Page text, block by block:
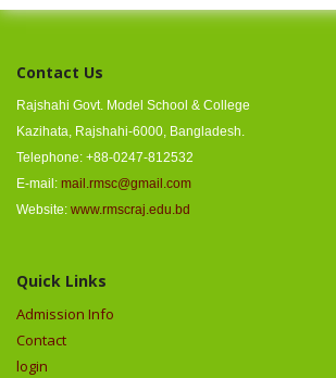
Contact Us
Rajshahi Govt. Model School & College
Kazihata, Rajshahi-6000, Bangladesh.
Telephone: +88-0247-812532
E-mail: mail.rmsc@gmail.com
Website: www.rmscraj.edu.bd
Quick Links
Admission Info
Contact
login